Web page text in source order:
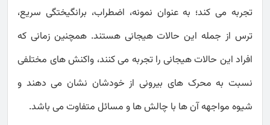
تجربه می کند؛ به عنوان نمونه، اضطراب، برانگیختگی سریع،
ترس از جمله این حالات هیجانی هستند. همچنین زمانی که
افراد این حالات هیجانی را تجربه می کنند، واکنش های مختلفی
نسبت به محرک های بیرونی از خودشان نشان می دهند و
شیوه مواجهه آن ها با چالش ها و مسائل متفاوت می باشد.